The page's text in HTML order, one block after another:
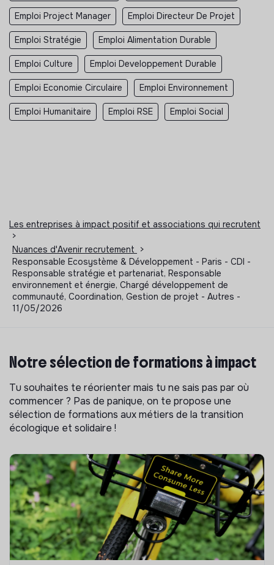
Emploi Project Manager Emploi Directeur De Projet
Emploi Stratégie Emploi Alimentation Durable
Emploi Culture Emploi Developpement Durable
Emploi Economie Circulaire Emploi Environnement
Emploi Humanitaire Emploi RSE Emploi Social
Les entreprises à impact positif et associations qui recrutent
>
Nuances d'Avenir recrutement
>
Responsable Ecosystème & Développement - Paris - CDI -
Responsable stratégie et partenariat, Responsable
environnement et énergie, Chargé développement de
communauté, Coordination, Gestion de projet - Autres -
11/05/2026
Notre sélection de formations à impact
Tu souhaites te réorienter mais tu ne sais pas par où
commencer ? Pas de panique, on te propose une
sélection de formations aux métiers de la transition
écologique et solidaire !